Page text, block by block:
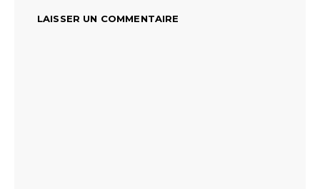
LAISSER UN COMMENTAIRE